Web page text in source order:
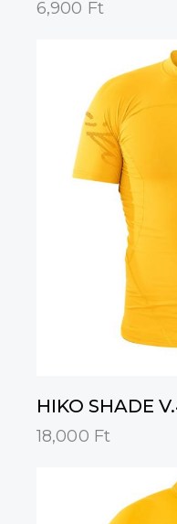
6,900 Ft
HIKO SHADE
18,000 Ft